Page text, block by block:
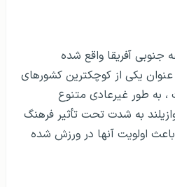
جنوبی آفریقا واقع شده
یکی از کوچکترین کشورهای
به طور غیرعادی متنوع
به شدت تحت تأثیر فرهنگ
باعث اولویت آنها در ورزش شده